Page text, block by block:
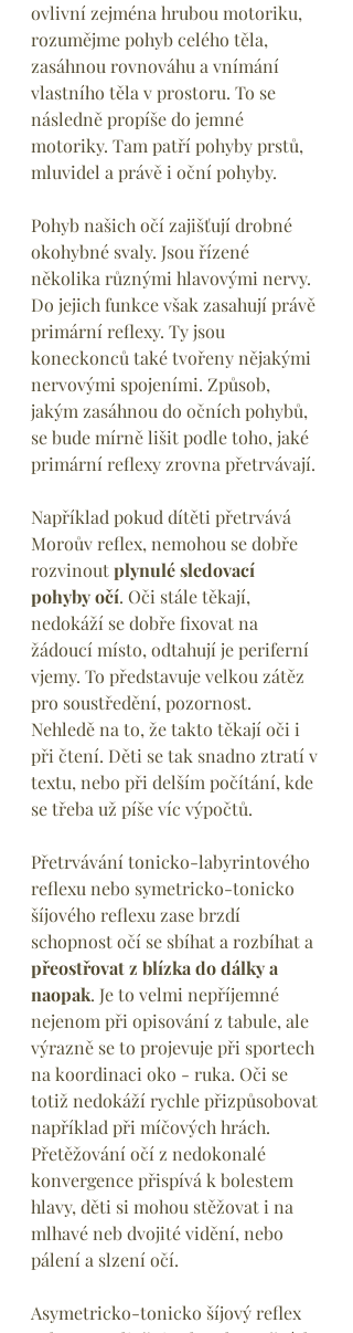
ovlivní zejména hrubou motoriku,
rozumějme pohyb celého těla,
zasáhnou rovnováhu a vnímání
vlastního těla v prostoru. To se
následně propíše do jemné
motoriky. Tam patří pohyby prstů,
mluvidel a právě i oční pohyby.
Pohyb našich očí zajišťují drobné
okohybné svaly. Jsou řízené
několika různými hlavovými nervy.
Do jejich funkce však zasahují právě
primární reflexy. Ty jsou
koneckonců také tvořeny nějakými
nervovými spojeními. Způsob,
jakým zasáhnou do očních pohybů,
se bude mírně lišit podle toho, jaké
primární reflexy zrovna přetrvávají.
Například pokud dítěti přetrvává
Moroův reflex, nemohou se dobře
rozvinout plynulé sledovací
pohyby očí. Oči stále těkají,
nedokáží se dobře fixovat na
žádoucí místo, odtahují je periferní
vjemy. To představuje velkou zátěz
pro soustředění, pozornost.
Nehledě na to, že takto těkají oči i
při čtení. Děti se tak snadno ztratí v
textu, nebo při delším počítání, kde
se třeba už píše víc výpočtů.
Přetrvávání tonicko-labyrintového
reflexu nebo symetricko-tonicko
šíjového reflexu zase brzdí
schopnost očí se sbíhat a rozbíhat a
přeostřovat z blízka do dálky a
naopak. Je to velmi nepříjemné
nejenom při opisování z tabule, ale
výrazně se to projevuje při sportech
na koordinaci oko - ruka. Oči se
totiž nedokáží rychle přizpůsobovat
například při míčových hrách.
Přetěžování očí z nedokonalé
konvergence přispívá k bolestem
hlavy, děti si mohou stěžovat i na
mlhavé neb dvojité vidění, nebo
pálení a slzení očí.
Asymetricko-tonicko šíjový reflex